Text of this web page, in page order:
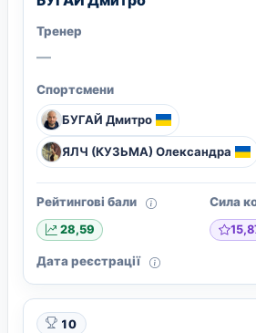
Тренер
—
Спортсмени
БУГАЙ Дмитро
ЯЛЧ (КУЗЬМА) Олександра
Рейтингові бали
28,59
Сила
Дата реєстрації
10